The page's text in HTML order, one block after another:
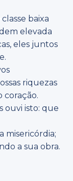
baixa
elevada
eles juntos
riquezas
coração.
ouvi isto: que
a misericórdia;
a sua obra.